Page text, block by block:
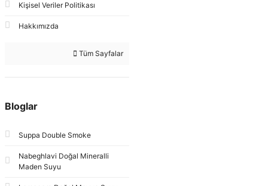
Kişisel Veriler Politikası
Hakkımızda
Tüm Sayfalar
Bloglar
Suppa Double Smoke
Nabeghlavi Doğal Mineralli
Maden Suyu